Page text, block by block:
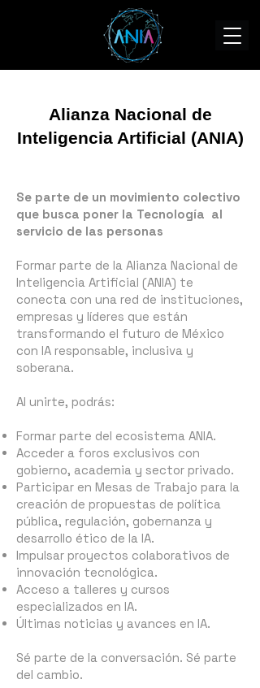
Alianza Nacional de
Inteligencia Artificial (ANIA)
Se parte de un movimiento colectivo
que busca poner la Tecnología al
servicio de las personas
Formar parte de la Alianza Nacional de
Inteligencia Artificial (ANIA) te
conecta con una red de instituciones,
empresas y líderes que están
transformando el futuro de México
con IA responsable, inclusiva y
soberana.
Al unirte, podrás:
Formar parte del ecosistema ANIA.
Acceder a foros exclusivos con
gobierno, academia y sector privado.
Participar en Mesas de Trabajo para la
creación de propuestas de política
pública, regulación, gobernanza y
desarrollo ético de la IA.
Impulsar proyectos colaborativos de
innovación tecnológica.
Acceso a talleres y cursos
especializados en IA.
Últimas noticias y avances en IA.
Sé parte de la conversación. Sé parte
del cambio.